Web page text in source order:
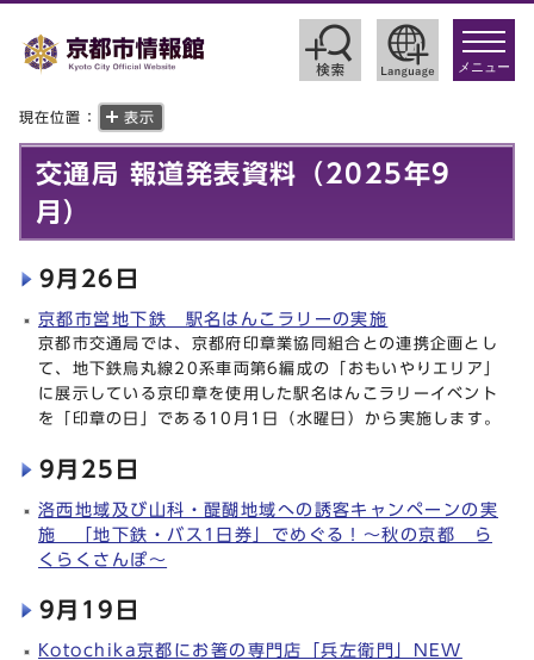
toggle
メニュー
現在位置： 表示
交通局 報道発表資料（2025年9
月）
9月26日
京都市営地下鉄 駅名はんこラリーの実施
京都市交通局では、京都府印章業協同組合との連携企画とし
て、地下鉄烏丸線20系車両第6編成の「おもいやりエリア」
に展示している京印章を使用した駅名はんこラリーイベント
を「印章の日」である10月1日（水曜日）から実施します。
9月25日
洛西地域及び山科・醍醐地域への誘客キャンペーンの実
施 「地下鉄・バス1日券」でめぐる！～秋の京都 ら
くらくさんぽ～
9月19日
Kotochika京都にお箸の専門店「兵左衛門」NEW